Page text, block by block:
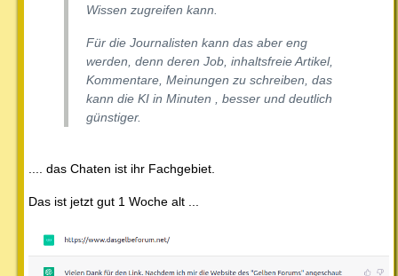
Wissen zugreifen kann.
Für die Journalisten kann das aber eng
werden, denn deren Job, inhaltsfreie Artikel,
Kommentare, Meinungen zu schreiben, das
kann die KI in Minuten , besser und deutlich
günstiger.
.... das Chaten ist ihr Fachgebiet.
Das ist jetzt gut 1 Woche alt ...